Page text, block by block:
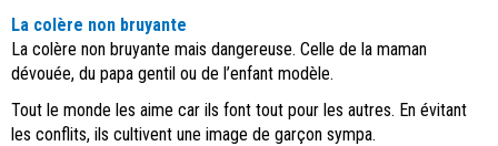
La colère non bruyante
La colère non bruyante mais dangereuse. Celle de la maman
dévouée, du papa gentil ou de l’enfant modèle.
Tout le monde les aime car ils font tout pour les autres. En évitant
les conflits, ils cultivent une image de garçon sympa.